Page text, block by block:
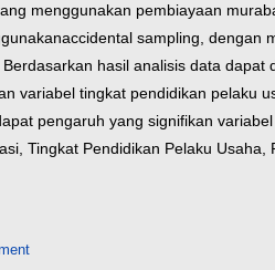
menggunakan pembiayaan
sampling, dengan
hasil analisis data dapat
variabel tingkat pendidikan pelaku
pengaruh yang signifikan
Tingkat Pendidikan Pelaku